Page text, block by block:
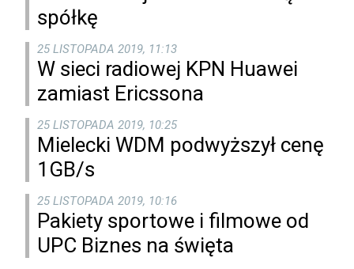
spółkę
25 LISTOPADA 2019, 11:13
W sieci radiowej KPN Huawei
zamiast Ericssona
25 LISTOPADA 2019, 10:25
Mielecki WDM podwyższył cenę
1GB/s
25 LISTOPADA 2019, 10:16
Pakiety sportowe i filmowe od
UPC Biznes na święta